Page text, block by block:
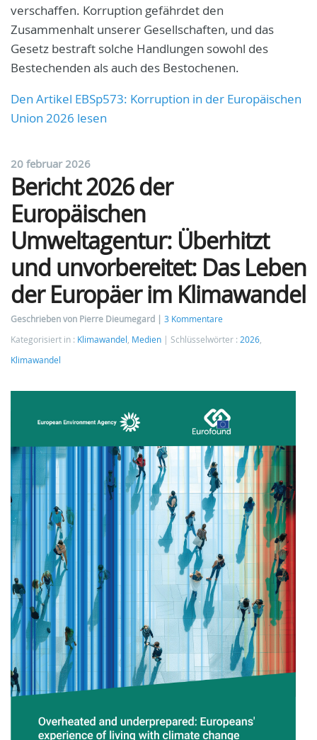
verschaffen. Korruption gefährdet den
Zusammenhalt unserer Gesellschaften, und das
Gesetz bestraft solche Handlungen sowohl des
Bestechenden als auch des Bestochenen.
Den Artikel EBSp573: Korruption in der Europäischen
Union 2026 lesen
20 februar 2026
Bericht 2026 der
Europäischen
Umweltagentur: Überhitzt
und unvorbereitet: Das Leben
der Europäer im Klimawandel
Geschrieben von Pierre Dieumegard
3 Kommentare
Kategorisiert in : Klimawandel Medien Schlüsselwörter : 2026
Klimawandel